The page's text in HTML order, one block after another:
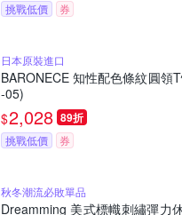
挑戰低價 券
日本原裝進口
BARONECE 知性配色條紋圓領
-05)
$2,028 89折
挑戰低價 券
秋冬潮流必敗單品
Dreamming 美式標幟刺繡彈力